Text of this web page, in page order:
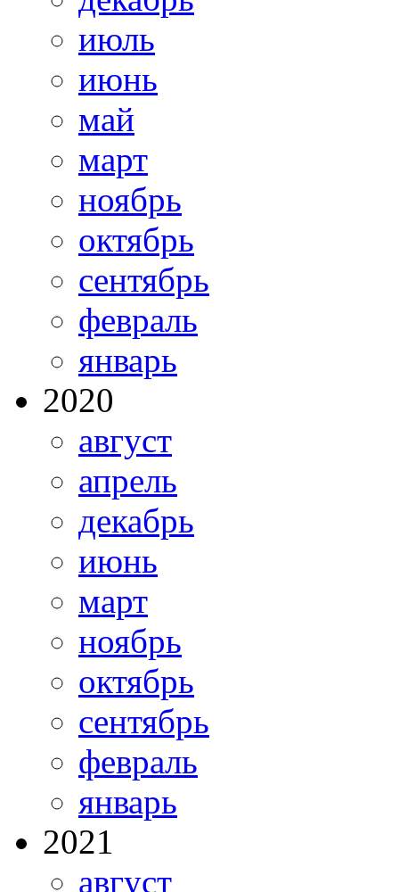
июль
июнь
май
март
ноябрь
октябрь
сентябрь
февраль
январь
2020
август
апрель
декабрь
июнь
март
ноябрь
октябрь
сентябрь
февраль
январь
2021
август